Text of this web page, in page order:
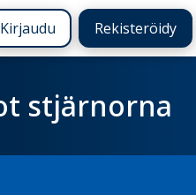
Kirjaudu Rekisteröidy
stjärnorna